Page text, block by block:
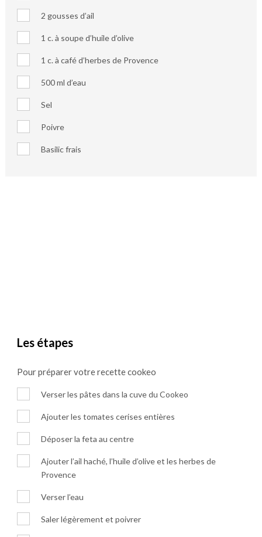
2 gousses d’ail
1 c. à soupe d’huile d’olive
1 c. à café d’herbes de Provence
500 ml d’eau
Sel
Poivre
Basilic frais
Les étapes
Pour préparer votre recette cookeo
Verser les pâtes dans la cuve du Cookeo
Ajouter les tomates cerises entières
Déposer la feta au centre
Ajouter l’ail haché, l’huile d’olive et les herbes de
Provence
Verser l’eau
Saler légèrement et poivrer